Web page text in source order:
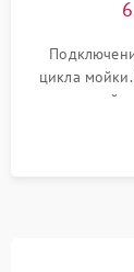
цикла
до нужной